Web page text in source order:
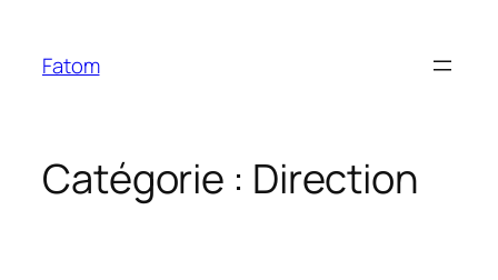
contenu
Fatom
Catégorie : Direction